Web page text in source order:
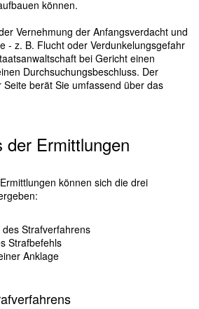
können.
Vernehmung der Anfangsverdacht und
- z. B. Flucht oder Verdunkelungsgefahr
bei Gericht einen
Durchsuchungsbeschluss. Der
berät Sie umfassend über das
der Ermittlungen
können sich die drei
des Strafverfahrens
Strafbefehls
Anklage